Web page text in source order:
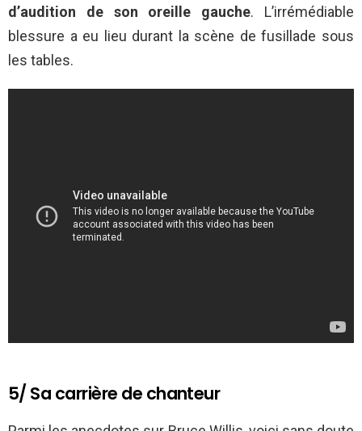
d’audition de son oreille gauche. L’irrémédiable
blessure a eu lieu durant la scène de fusillade sous
les tables.
5/ Sa carrière de chanteur